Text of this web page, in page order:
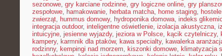
sezonowe, gry karciane rodzinne, gry logiczne online, gry
zespołowe, hamakowanie, herbata matcha, home staging,
zwierząt, hummus domowy, hydroponika domowa, indeks
integracja outdoor, inteligentne oświetlenie, izolacja akustyczna,
intuicyjne, jesienne wyjazdy, jeziora w Polsce, kącik czytelniczy,
kampery, karmnik dla ptaków, kawa specialty, kawalerka
rodzinny, kempingi nad morzem, kiszonki domowe, klimatyzacja